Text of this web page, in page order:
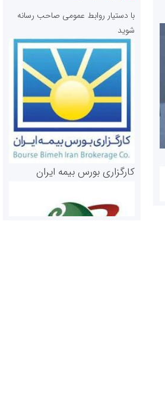
با دستیار روابط عمومی صاحب رسانه
شوید
کارگزاری بورس بیمه ایران